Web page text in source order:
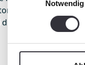
Notwendig
e
BeachTech!